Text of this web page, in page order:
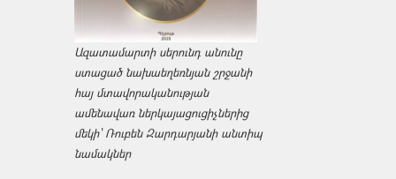
Ազատամարտի սերունդ անունը
ստացած նախաեղեռնյան շրջանի
հայ մտավորականության
ամենավառ ներկայացուցիչներից
մեկի՝ Ռուբեն Զարդարյանի անտիպ
նամակներ